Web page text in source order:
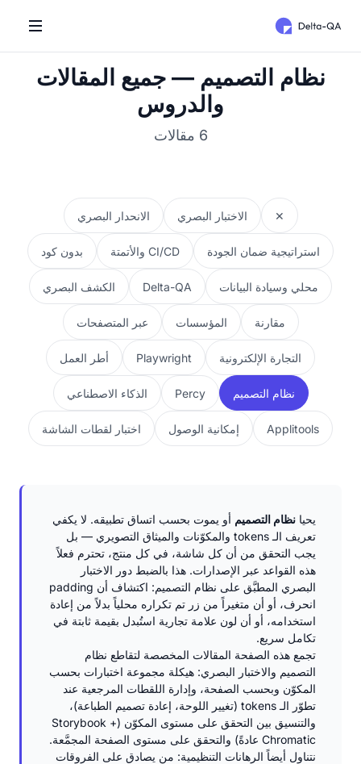
نظام التصميم — جميع المقالات
والدروس
6 مقالات
✕ الاختبار البصري الانحدار البصري
استراتيجية ضمان الجودة CI/CD والأتمتة بدون كود
محلي وسيادة البيانات Delta-QA الكشف البصري
مقارنة المؤسسات عبر المتصفحات
التجارة الإلكترونية Playwright أطر العمل
نظام التصميم Percy الذكاء الاصطناعي
Applitools إمكانية الوصول اختبار لقطات الشاشة
يحيا نظام التصميم أو يموت بحسب اتساق تطبيقه. لا يكفي
تعريف الـ tokens والمكوّنات والميثاق التصويري — بل
يجب التحقق من أن كل شاشة، في كل منتج، تحترم فعلاً
هذه القواعد عبر الإصدارات. هذا بالضبط دور الاختبار
البصري المطبَّق على نظام التصميم: اكتشاف أن padding
انحرف، أو أن متغيراً من زر تم تكراره محلياً بدلاً من إعادة
استخدامه، أو أن لون علامة تجارية استُبدل بقيمة ثابتة في
تكامل سريع.
تجمع هذه الصفحة المقالات المخصصة لتقاطع نظام
التصميم والاختبار البصري: هيكلة مجموعة اختبارات بحسب
المكوّن وبحسب الصفحة، وإدارة اللقطات المرجعية عند
تطوّر الـ tokens (تغيير اللوحة، إعادة تصميم الطباعة)،
والتنسيق بين التحقق على مستوى المكوّن (Storybook +
Chromatic عادةً) والتحقق على مستوى الصفحة المجمَّعة.
نتناول أيضاً الرهانات التنظيمية: من يصادق على الفروقات